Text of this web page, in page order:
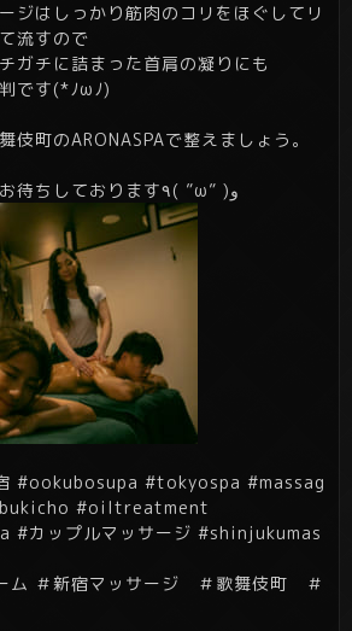
ジはしっかり筋肉のコリをほぐしてリ
流すので
ガチに詰まった首肩の凝りにも
です(*ﾉωﾉ)
伎町のARONASPAで整えましょう。
本日も皆様のご来店お待ちしております٩( ”ω” )و
#ookubosupa #tokyospa #massag
#oiltreatment
#カップルマッサージ #shinjukumas
ム ＃新宿マッサージ ＃歌舞伎町 ＃